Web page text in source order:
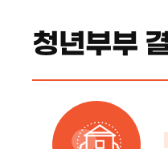
청년부부